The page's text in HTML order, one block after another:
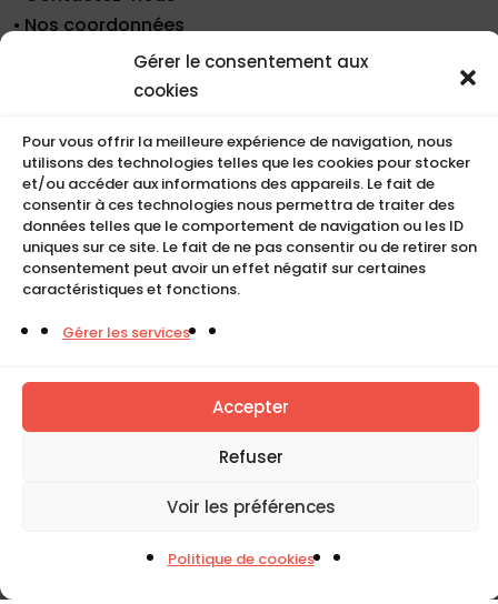
Gérer le consentement aux
cookies
Pour vous offrir la meilleure expérience de navigation, nous
utilisons des technologies telles que les cookies pour stocker
et/ou accéder aux informations des appareils. Le fait de
consentir à ces technologies nous permettra de traiter des
données telles que le comportement de navigation ou les ID
uniques sur ce site. Le fait de ne pas consentir ou de retirer son
consentement peut avoir un effet négatif sur certaines
caractéristiques et fonctions.
Gérer les services
Accepter
Refuser
Voir les préférences
Politique de cookies
Nos coordonnées
Nos références
Recrutement
CGU
Mentions légales
Politique de cookies (UE)
COMPACT
5, Rue Ambroise Croizat
01 34 04 76 50
Tous droits réservés. Copyright © Compact 2026